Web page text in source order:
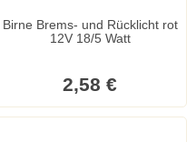
Birne Brems- und Rücklicht rot
12V 18/5 Watt
2,58 €